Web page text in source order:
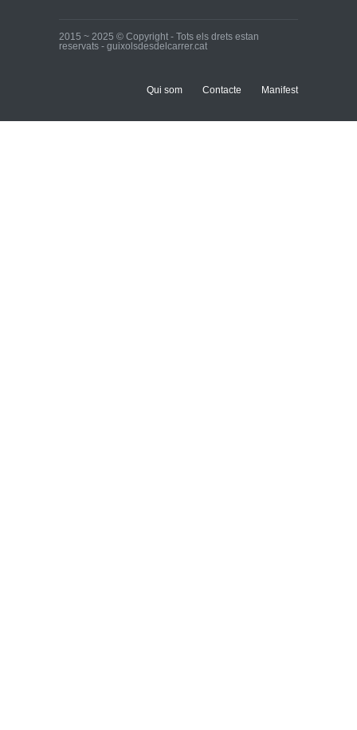
2015 ~ 2025 © Copyright - Tots els drets estan
reservats - guixolsdesdelcarrer.cat
Qui som Contacte Manifest